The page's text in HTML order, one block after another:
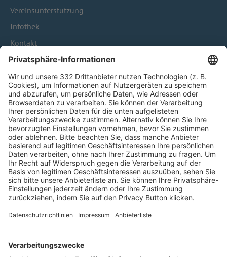
Vereinsunterstützung
Infothek
Kontakt
HÄUFIG BESUCHTE SEITEN
Pässe und Vereinswechsel
Trainerausbildung
Schulungsangebot Vereinsmitarbeiter
BFV-Geschäftsstellen
Trainerbörse
Login SpielPlus
FOLGE DEM BFV